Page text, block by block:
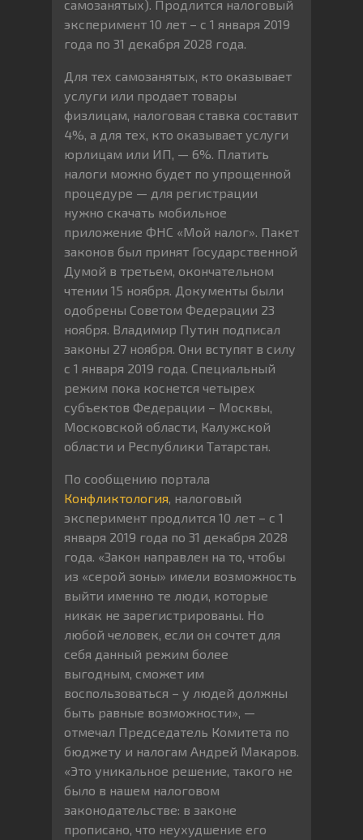
самозанятых). Продлится налоговый
эксперимент 10 лет – с 1 января 2019
года по 31 декабря 2028 года.
Для тех самозанятых, кто оказывает
услуги или продает товары
физлицам, налоговая ставка составит
4%, а для тех, кто оказывает услуги
юрлицам или ИП, — 6%. Платить
налоги можно будет по упрощенной
процедуре — для регистрации
нужно скачать мобильное
приложение ФНС «Мой налог». Пакет
законов был принят Государственной
Думой в третьем, окончательном
чтении 15 ноября. Документы были
одобрены Советом Федерации 23
ноября. Владимир Путин подписал
законы 27 ноября. Они вступят в силу
с 1 января 2019 года. Специальный
режим пока коснется четырех
субъектов Федерации – Москвы,
Московской области, Калужской
области и Республики Татарстан.
По сообщению портала
Конфликтология, налоговый
эксперимент продлится 10 лет – с 1
января 2019 года по 31 декабря 2028
года. «Закон направлен на то, чтобы
из «серой зоны» имели возможность
выйти именно те люди, которые
никак не зарегистрированы. Но
любой человек, если он сочтет для
себя данный режим более
выгодным, сможет им
воспользоваться – у людей должны
быть равные возможности», —
отмечал Председатель Комитета по
бюджету и налогам Андрей Макаров.
«Это уникальное решение, такого не
было в нашем налоговом
законодательстве: в законе
прописано, что неухудшение его